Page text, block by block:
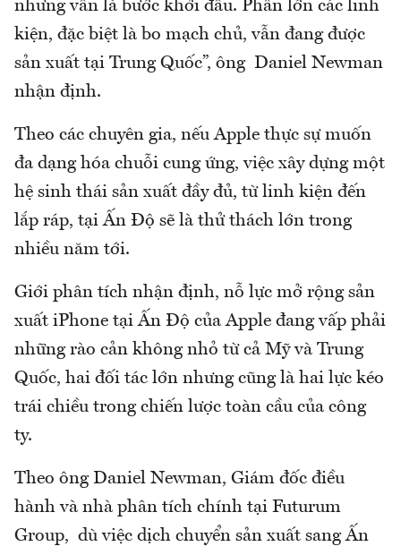
nhưng vẫn là bước khởi đầu. Phần lớn các linh
kiện, đặc biệt là bo mạch chủ, vẫn đang được
sản xuất tại Trung Quốc”, ông Daniel Newman
nhận định.
Theo các chuyên gia, nếu Apple thực sự muốn
đa dạng hóa chuỗi cung ứng, việc xây dựng một
hệ sinh thái sản xuất đầy đủ, từ linh kiện đến
lắp ráp, tại Ấn Độ sẽ là thử thách lớn trong
nhiều năm tới.
Giới phân tích nhận định, nỗ lực mở rộng sản
xuất iPhone tại Ấn Độ của Apple đang vấp phải
những rào cản không nhỏ từ cả Mỹ và Trung
Quốc, hai đối tác lớn nhưng cũng là hai lực kéo
trái chiều trong chiến lược toàn cầu của công
ty.
Theo ông Daniel Newman, Giám đốc điều
hành và nhà phân tích chính tại Futurum
Group, dù việc dịch chuyển sản xuất sang Ấn